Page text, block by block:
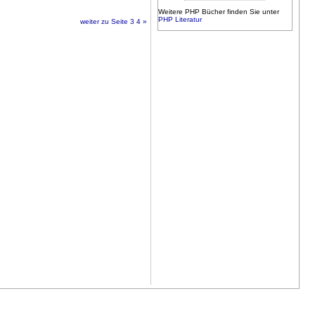
weiter zu Seite 3 4 »
Weitere PHP Bücher finden Sie unter
PHP Literatur